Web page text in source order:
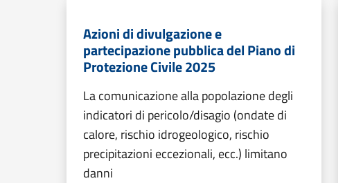
Azioni di divulgazione e
partecipazione pubblica del Piano di
Protezione Civile 2025
La comunicazione alla popolazione degli
indicatori di pericolo/disagio (ondate di
calore, rischio idrogeologico, rischio
precipitazioni eccezionali, ecc.) limitano
danni